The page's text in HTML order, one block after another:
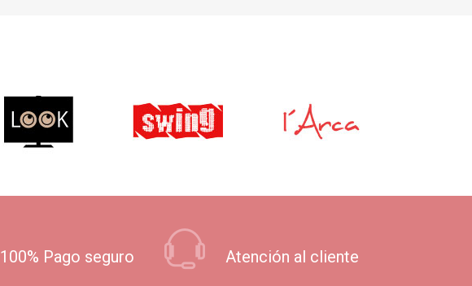
100% Pago seguro Atención al cliente